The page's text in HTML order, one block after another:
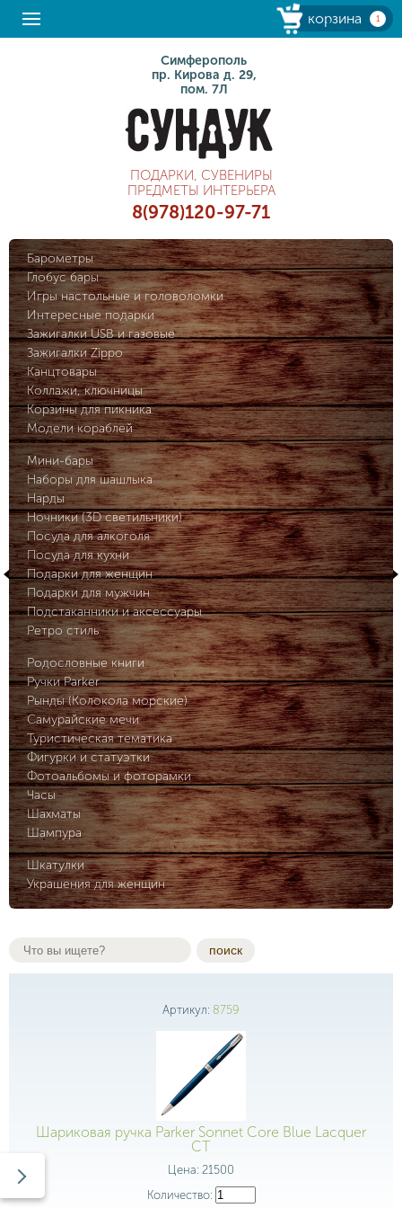
корзина 1
Симферополь
пр. Кирова д. 29,
пом. 7Л
ПОДАРКИ, СУВЕНИРЫ
ПРЕДМЕТЫ ИНТЕРЬЕРА
8(978)120-97-71
Барометры
Глобус бары
Игры настольные и головоломки
Интересные подарки
Зажигалки USB и газовые
Зажигалки Zippo
Канцтовары
Коллажи, ключницы
Корзины для пикника
Модели кораблей
Мини-бары
Наборы для шашлыка
Нарды
Ночники (3D светильники)
Посуда для алкоголя
Посуда для кухни
Подарки для женщин
Подарки для мужчин
Подстаканники и аксессуары
Ретро стиль
Родословные книги
Ручки Parker
Рынды (Колокола морские)
Самурайские мечи
Туристическая тематика
Фигурки и статуэтки
Фотоальбомы и фоторамки
Часы
Шахматы
Шампура
Шкатулки
Украшения для женщин
поиск
Артикул: 8759
Шариковая ручка Parker Sonnet Core Blue Lacquer
CT
Цена: 21500
Количество: